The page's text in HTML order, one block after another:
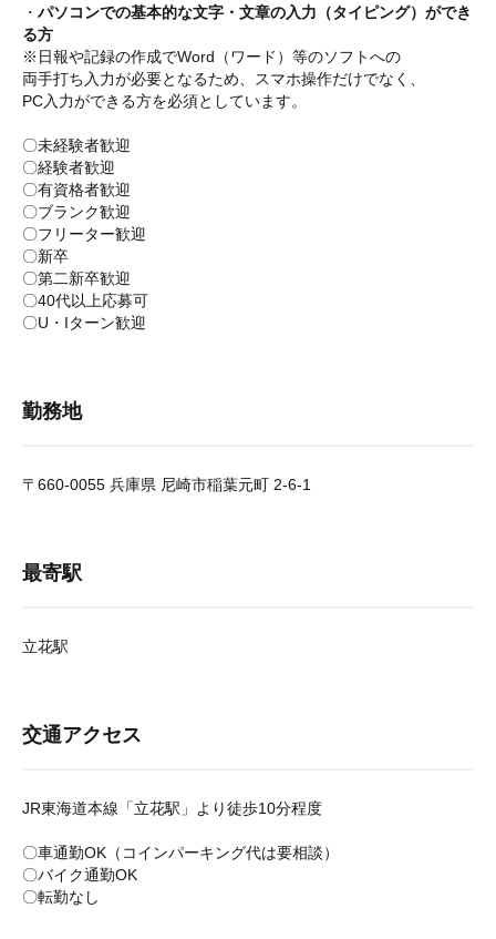
・ パソコンでの基本的な文字・文章の入力（タイピング）ができ
る方
※日報や記録の作成でWord（ワード）等のソフトへの
両手打ち入力が必要となるため、スマホ操作だけでなく、
PC入力ができる方を必須としています。
〇未経験者歓迎
〇経験者歓迎
〇有資格者歓迎
〇ブランク歓迎
〇フリーター歓迎
〇新卒
〇第二新卒歓迎
〇40代以上応募可
〇U・Iターン歓迎
勤務地
〒660-0055 兵庫県 尼崎市稲葉元町 2-6-1
最寄駅
立花駅
交通アクセス
JR東海道本線「立花駅」より徒歩10分程度
〇車通勤OK（コインパーキング代は要相談）
〇バイク通勤OK
〇転勤なし